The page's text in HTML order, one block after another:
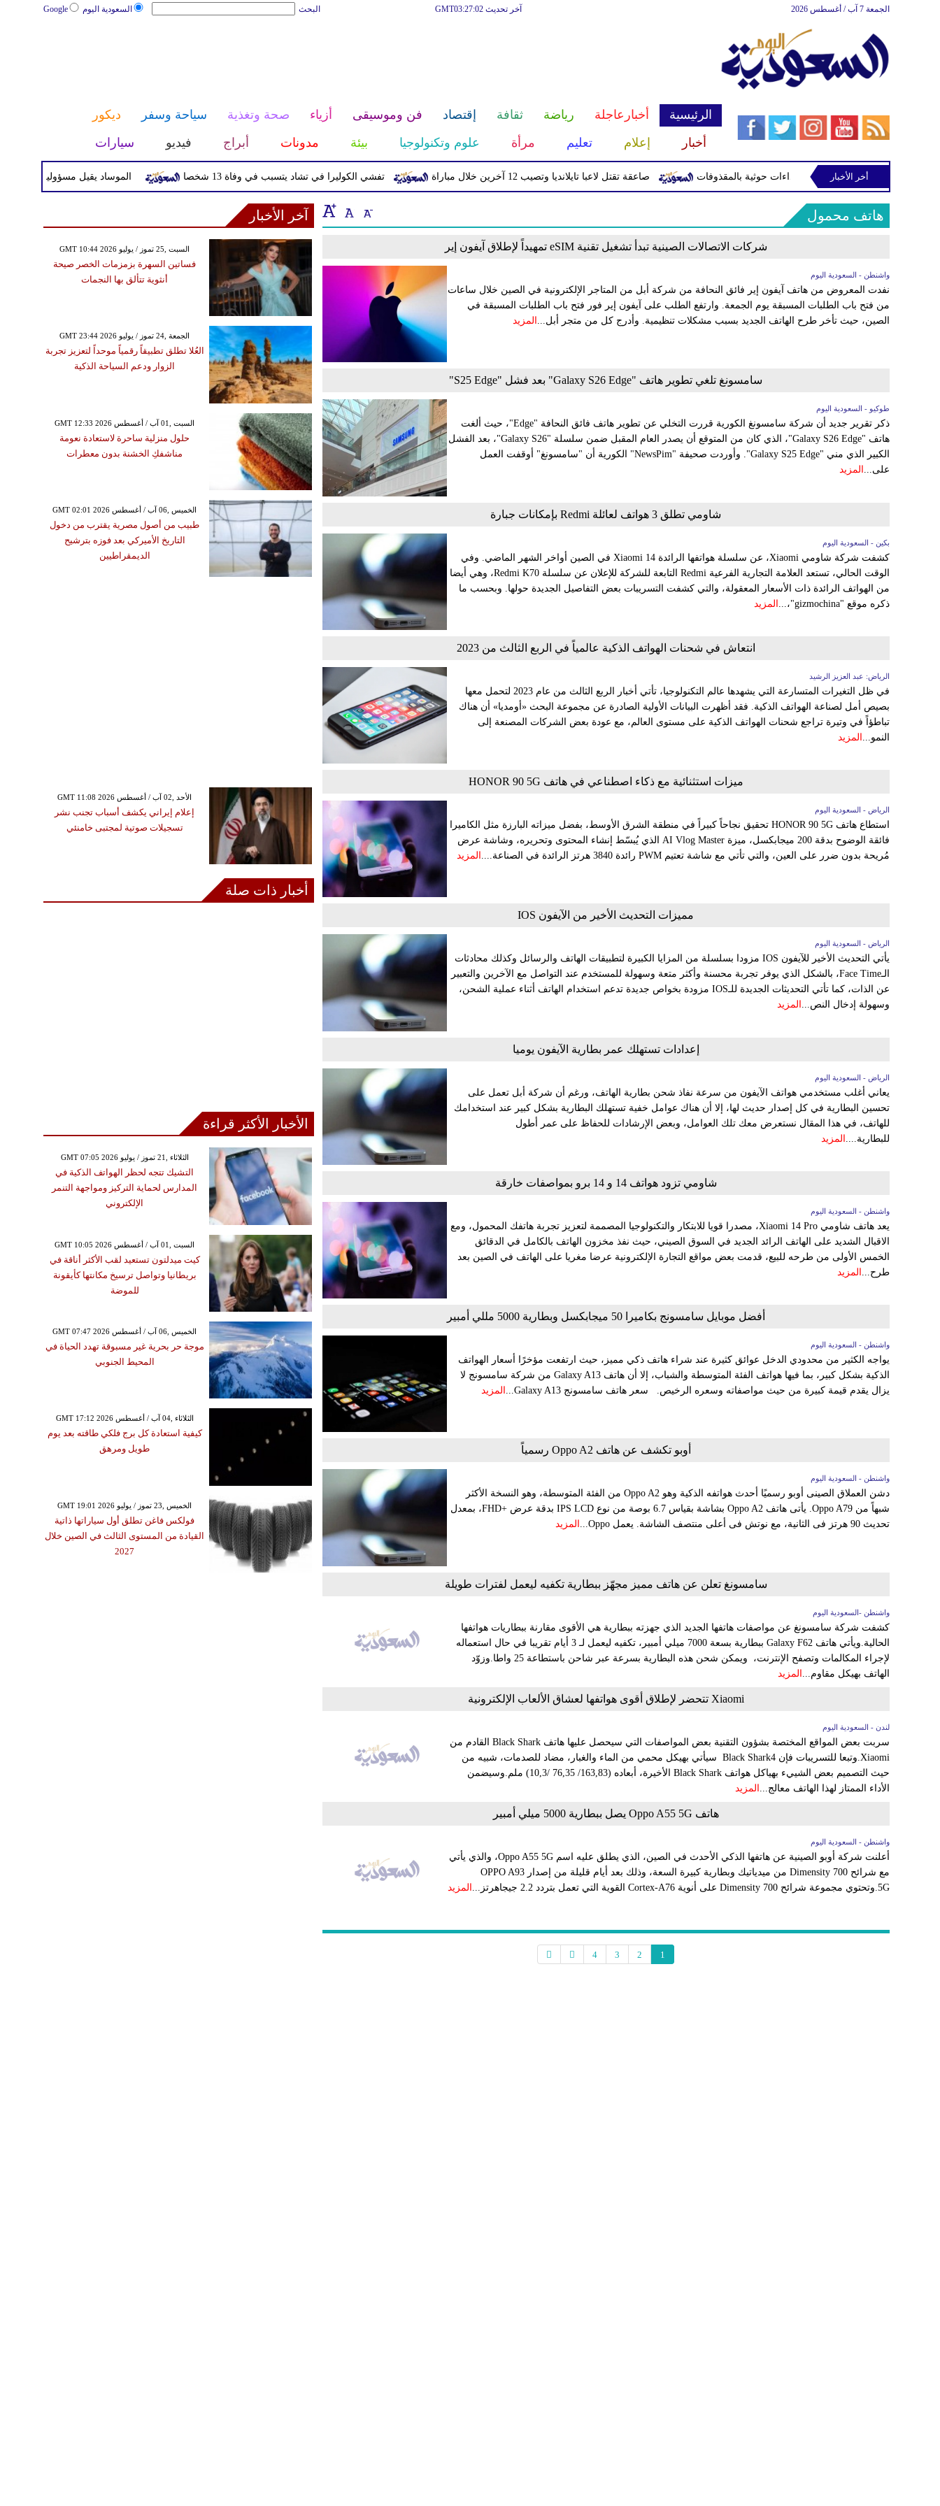
السعودية اليوم Google البحث آخر تحديث GMT03:27:02 الجمعة 7 آب / أغسطس 2026
الرئيسية أخبارعاجلة رياضة ثقافة إقتصاد فن وموسيقى أزياء صحة وتغذية سياحة وسفر
ديكور
أخبار
إعلام تعليم مرأة علوم وتكنولوجيا بيئة مدونات أبراج فيديو سيارات
الموساد يقيل مسؤولين بارزين بعد تفشي الكوليرا في تشاد يتسبب في وفاة 13 شخصا صاعقة تقتل لاعبا تايلانديا وتصيب 12 آخرين خلال مباراة أخر الأخبار
هاتف محمول
شركات الاتصالات الصينية تبدأ تشغيل تقنية eSIM تمهيداً لإطلاق آيفون إير
واشنطن - السعودية اليوم
نفدت المعروض من هاتف آيفون إير فائق النحافة من شركة أبل من المتاجر الإلكترونية في الصين خلال ساعات
من فتح باب الطلبات المسبقة يوم الجمعة. وارتفع الطلب على آيفون إير فور فتح باب الطلبات المسبقة في
الصين، حيث تأخر طرح الهاتف الجديد بسبب مشكلات تنظيمية. وأدرج كل من متجر أبل... المزيد
سامسونغ تلغي تطوير هاتف "Galaxy S26 Edge" بعد فشل "S25 Edge"
طوكيو - السعودية اليوم
ذكر تقرير جديد أن شركة سامسونغ الكورية قررت التخلي عن تطوير هاتف فائق النحافة "Edge"، حيث ألغت
هاتف "Galaxy S26 Edge"، الذي كان من المتوقع أن يصدر العام المقبل ضمن سلسلة "Galaxy S26"، بعد الفشل
الكبير الذي مني "Galaxy S25 Edge". وأوردت صحيفة "NewsPim" الكورية أن "سامسونغ" أوقفت العمل
على... المزيد
شاومي تطلق 3 هواتف لعائلة Redmi بإمكانات جبارة
بكين - السعودية اليوم
كشفت شركة شاومي Xiaomi، عن سلسلة هواتفها الرائدة Xiaomi 14 في الصين أواخر الشهر الماضي. وفي
الوقت الحالي، تستعد العلامة التجارية الفرعية Redmi التابعة للشركة للإعلان عن سلسلة Redmi K70، وهي أيضا
من الهواتف الرائدة ذات الأسعار المعقولة، والتي كشفت التسريبات بعض التفاصيل الجديدة حولها. وبحسب ما
ذكره موقع "gizmochina"،...
المزيد
انتعاش في شحنات الهواتف الذكية عالمياً في الربع الثالث من 2023
الرياض: عبد العزيز الرشيد
في ظل التغيرات المتسارعة التي يشهدها عالم التكنولوجيا، تأتي أخبار الربع الثالث من عام 2023 لتحمل معها
بصيص أمل لصناعة الهواتف الذكية. فقد أظهرت البيانات الأولية الصادرة عن مجموعة البحث «أومديا» أن هناك
تباطؤاً في وتيرة تراجع شحنات الهواتف الذكية على مستوى العالم، مع عودة بعض الشركات المصنعة إلى
النمو...
المزيد
ميزات استثنائية مع ذكاء اصطناعي في هاتف HONOR 90 5G
الرياض - السعودية اليوم
استطاع هاتف HONOR 90 5G تحقيق نجاحاً كبيراً في منطقة الشرق الأوسط، بفضل ميزاته البارزة مثل الكاميرا
فائقة الوضوح بدقة 200 ميجابكسل، ميزة AI Vlog Master الذي يُبسّط إنشاء المحتوى وتحريره، وشاشة عرض
مُريحة بدون ضرر على العين، والتي تأتي مع شاشة تعتيم PWM رائدة 3840 هرتز الرائدة في الصناعة....
المزيد
مميزات التحديث الأخير من الآيفون IOS
الرياض - السعودية اليوم
يأتي التحديث الأخير للآيفون IOS مزودا بسلسلة من المزايا الكبيرة لتطبيقات الهاتف والرسائل وكذلك محادثات
الـFace Time، بالشكل الذي يوفر تجربة محسنة وأكثر متعة وسهولة للمستخدم عند التواصل مع الآخرين والتعبير
عن الذات، كما تأتي التحديثات الجديدة للـIOS مزودة بخواص جديدة تدعم استخدام الهاتف أثناء عملية الشحن،
وسهولة إدخال النص... المزيد
إعدادات تستهلك عمر بطارية الآيفون يوميا
الرياض - السعودية اليوم
يعاني أغلب مستخدمي هواتف الآيفون من سرعة نفاذ شحن بطارية الهاتف، ورغم أن شركة أبل تعمل على
تحسين البطارية في كل إصدار حديث لها، إلا أن هناك عوامل خفية تستهلك البطارية بشكل كبير عند استخدامك
للهاتف، في هذا المقال نستعرض معك تلك العوامل، وبعض الإرشادات للحفاظ على عمر أطول
للبطارية.... المزيد
شاومي تزود هواتف 14 و 14 برو بمواصفات خارقة
واشنطن - السعودية اليوم
يعد هاتف شاومي Xiaomi 14 Pro، مصدرا قويا للابتكار والتكنولوجيا المصممة لتعزيز تجربة هاتفك المحمول، ومع
الاقبال الشديد على الهاتف الرائد الجديد في السوق الصيني، حيث نفذ مخزون الهاتف بالكامل في الدقائق
الخمس الأولى من طرحه للبيع، قدمت بعض مواقع التجارة الإلكترونية عرضا مغريا على الهاتف في الصين بعد
طرح...
المزيد
أفضل موبايل سامسونج بكاميرا 50 ميجابكسل وبطارية 5000 مللي أمبير
واشنطن - السعودية اليوم
يواجه الكثير من محدودي الدخل عوائق كثيرة عند شراء هاتف ذكي مميز، حيث ارتفعت مؤخرًا أسعار الهواتف
الذكية بشكل كبير، بما فيها هواتف الفئة المتوسطة والشباب، إلا أن هاتف Galaxy A13 من شركة سامسونج لا
يزال يقدم قيمة كبيرة من حيث مواصفاته وسعره الرخيص. سعر هاتف سامسونج Galaxy A13...
المزيد
أوبو تكشف عن هاتف Oppo A2 رسمياً
واشنطن - السعودية اليوم
دشن العملاق الصينى أوبو رسميًا أحدث هواتفه الذكية وهو Oppo A2 من الفئة المتوسطة، وهو النسخة الأكثر
شبهاً من Oppo A79. يأتى هاتف Oppo A2 بشاشة بقياس 6.7 بوصة من نوع IPS LCD بدقة عرض +FHD، بمعدل
تحديث 90 هرتز فى الثانية، مع نوتش فى أعلى منتصف الشاشة. يعمل Oppo...
المزيد
سامسونغ تعلن عن هاتف مميز مجهّز ببطارية تكفيه ليعمل لفترات طويلة
واشنطن -السعودية اليوم
كشفت شركة سامسونغ عن مواصفات هاتفها الجديد الذي جهزته ببطارية هي الأقوى مقارنة ببطاريات هواتفها
الحالية.ويأتي هاتف Galaxy F62 ببطارية بسعة 7000 ميلي أمبير، تكفيه ليعمل لـ 3 أيام تقريبا في حال استعماله
لإجراء المكالمات وتصفح الإنترنت، ويمكن شحن هذه البطارية بسرعة عبر شاحن باستطاعة 25 واطا.وزوّد
الهاتف بهيكل مقاوم... المزيد
Xiaomi تتحضر لإطلاق أقوى هواتفها لعشاق الألعاب الإلكترونية
لندن - السعودية اليوم
سربت بعض المواقع المختصة بشؤون التقنية بعض المواصفات التي سيحصل عليها هاتف Blаck Shаrk القادم من
Xiaomi.وتبعا للتسريبات فإن Blаck Shаrk4 سيأتي بهيكل محمي من الماء والغبار، مضاد للصدمات، شبيه من
حيث التصميم بعض الشييء بهياكل هواتف Blаck Shаrk الأخيرة، أبعاده (163,83/ 76,35 /10,3) ملم.وسيضمن
الأداء الممتاز لهذا الهاتف معالج...
المزيد
هاتف Oppo A55 5G يصل ببطارية 5000 ميلي أمبير
واشنطن - السعودية اليوم
أعلنت شركة أوبو الصينية عن هاتفها الذكي الأحدث في الصين، الذي يطلق عليه اسم Oppo A55 5G، والذي يأتي
مع شرائح Dimensity 700 من ميدياتيك وبطارية كبيرة السعة، وذلك بعد أيام قليلة من إصدار OPPO A93
5G.وتحتوي مجموعة شرائح Dimensity 700 على أنوية Cortex-A76 القوية التي تعمل بتردد 2.2 جيجاهرتز...
المزيد
1
2
3
4
آخر الأخبار
GMT 10:44 2026 السبت ,25 تموز / يوليو
فساتين السهرة بزمزمات الخصر صيحة
أنثوية تتألق بها النجمات
GMT 23:44 2026 الجمعة ,24 تموز / يوليو
العُلا تطلق تطبيقاً رقمياً موحداً لتعزيز تجربة
الزوار ودعم السياحة الذكية
GMT 12:33 2026 السبت ,01 آب / أغسطس
حلول منزلية ساحرة لاستعادة نعومة
مناشفكِ الخشنة بدون معطرات
GMT 02:01 2026 الخميس ,06 آب / أغسطس
طبيب من أصول مصرية يقترب من دخول
التاريخ الأميركي بعد فوزه بترشيح
الديمقراطيين
GMT 11:08 2026 الأحد ,02 آب / أغسطس
إعلام إيراني يكشف أسباب تجنب نشر
تسجيلات صوتية لمجتبى خامنئي
أخبار ذات صلة
الأخبار الأكثر قراءة
GMT 07:05 2026 الثلاثاء ,21 تموز / يوليو
التشيك تتجه لحظر الهواتف الذكية في
المدارس لحماية التركيز ومواجهة التنمر
الإلكتروني
GMT 10:05 2026 السبت ,01 آب / أغسطس
كيت ميدلتون تستعيد لقب الأكثر أناقة في
بريطانيا وتواصل ترسيخ مكانتها كأيقونة
للموضة
GMT 07:47 2026 الخميس ,06 آب / أغسطس
موجة حر بحرية غير مسبوقة تهدد الحياة في
المحيط الجنوبي
GMT 17:12 2026 الثلاثاء ,04 آب / أغسطس
كيفية استعادة كل برج فلكي طاقته بعد يوم
طويل ومرهق
GMT 19:01 2026 الخميس ,23 تموز / يوليو
فولكس فاغن تطلق أول سياراتها ذاتية
القيادة من المستوى الثالث في الصين خلال
2027